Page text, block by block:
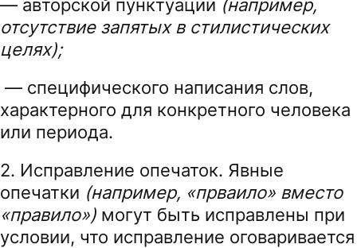
— авторской пунктуации (например,
отсутствие запятых в стилистических
целях);
— специфического написания слов,
характерного для конкретного человека
или периода.
2. Исправление опечаток. Явные
опечатки (например, «прваило» вместо
«правило») могут быть исправлены при
условии, что исправление оговаривается